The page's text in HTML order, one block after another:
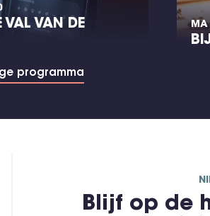
VAL VAN DE
MA
programma
Blijf op de